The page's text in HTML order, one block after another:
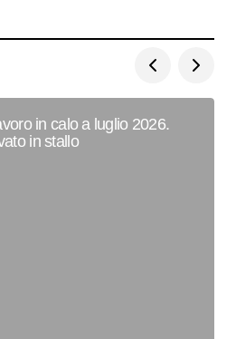
in calo a luglio 2026.
in stallo